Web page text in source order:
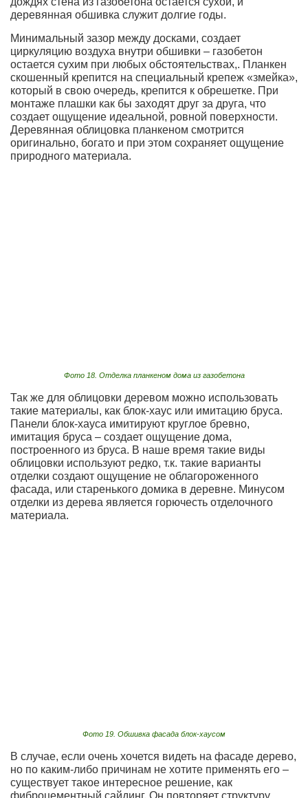
деревянная обшивка служит долгие годы.
Минимальный зазор между досками, создает
циркуляцию воздуха внутри обшивки – газобетон
остается сухим при любых обстоятельствах,. Планкен
скошенный крепится на специальный крепеж «змейка»,
который в свою очередь, крепится к обрешетке. При
монтаже плашки как бы заходят друг за друга, что
создает ощущение идеальной, ровной поверхности.
Деревянная облицовка планкеном смотрится
оригинально, богато и при этом сохраняет ощущение
природного материала.
Фото 18. Отделка планкеном дома из газобетона
Так же для облицовки деревом можно использовать
такие материалы, как блок-хаус или имитацию бруса.
Панели блок-хауса имитируют круглое бревно,
имитация бруса – создает ощущение дома,
построенного из бруса. В наше время такие виды
облицовки используют редко, т.к. такие варианты
отделки создают ощущение не облагороженного
фасада, или старенького домика в деревне. Минусом
отделки из дерева является горючесть отделочного
материала.
Фото 19. Обшивка фасада блок-хаусом
В случае, если очень хочется видеть на фасаде дерево,
но по каким-либо причинам не хотите применять его –
существует такое интересное решение, как